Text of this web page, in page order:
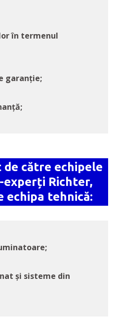
în termenul
garanţie;
către echipele
Richter,
echipa tehnică:
și sisteme din